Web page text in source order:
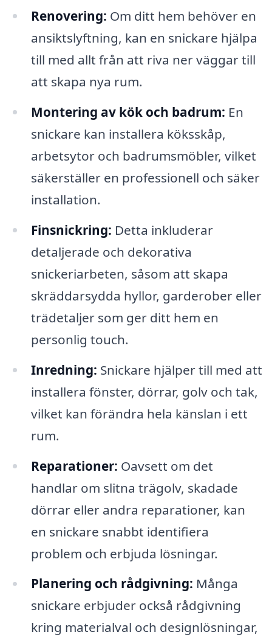
Renovering: Om ditt hem behöver en
ansiktslyftning, kan en snickare hjälpa
till med allt från att riva ner väggar till
att skapa nya rum.
Montering av kök och badrum: En
snickare kan installera köksskåp,
arbetsytor och badrumsmöbler, vilket
säkerställer en professionell och säker
installation.
Finsnickring: Detta inkluderar
detaljerade och dekorativa
snickeriarbeten, såsom att skapa
skräddarsydda hyllor, garderober eller
trädetaljer som ger ditt hem en
personlig touch.
Inredning: Snickare hjälper till med att
installera fönster, dörrar, golv och tak,
vilket kan förändra hela känslan i ett
rum.
Reparationer: Oavsett om det
handlar om slitna trägolv, skadade
dörrar eller andra reparationer, kan
en snickare snabbt identifiera
problem och erbjuda lösningar.
Planering och rådgivning: Många
snickare erbjuder också rådgivning
kring materialval och designlösningar,